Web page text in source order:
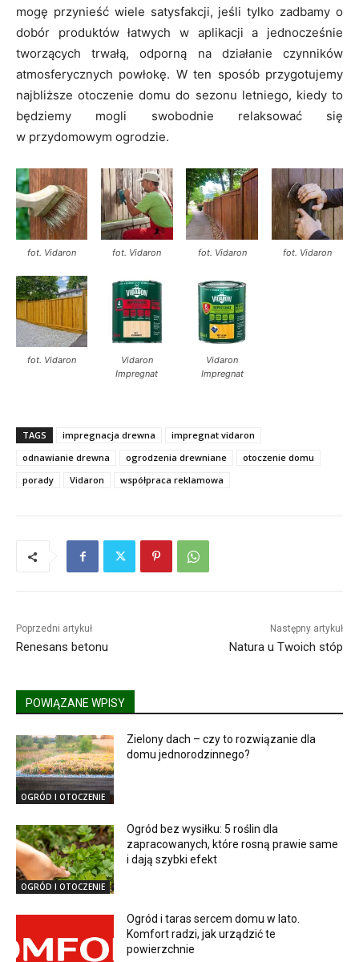
mogę przynieść wiele satysfakcji, jeśli tylko zadbamy o
dobór produktów łatwych w aplikacji a jednocześnie
tworzących trwałą, odporną na działanie czynników
atmosferycznych powłokę. W ten sposób przygotujemy
najbliższe otoczenie domu do sezonu letniego, kiedy to
będziemy mogli swobodnie relaksować się
w przydomowym ogrodzie.
fot. Vidaron fot. Vidaron fot. Vidaron fot. Vidaron
fot. Vidaron
Vidaron
Impregnat
Vidaron
Impregnat
TAGS impregnacja drewna
impregnat vidaron
odnawianie drewna
ogrodzenia drewniane
otoczenie domu
porady
Vidaron współpraca reklamowa
Poprzedni artykuł
Renesans betonu
Następny artykuł
Natura u Twoich stóp
POWIĄZANE WPISY
OGRÓD I OTOCZENIE
Zielony dach – czy to rozwiązanie dla
domu jednorodzinnego?
OGRÓD I OTOCZENIE
Ogród bez wysiłku: 5 roślin dla
zapracowanych, które rosną prawie same
i dają szybki efekt
Ogród i taras sercem domu w lato.
Komfort radzi, jak urządzić te
powierzchnie